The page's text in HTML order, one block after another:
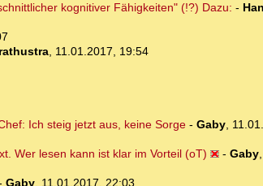
kognitiver Fähigkeiten" (!?) Dazu: -
, 11.01.2017, 19:54
Ich steig jetzt aus, keine Sorge- Gaby,
Wer lesen kann ist klar im Vorteil (oT)
- Gaby,
Gaby, 11.01.2017, 22:03